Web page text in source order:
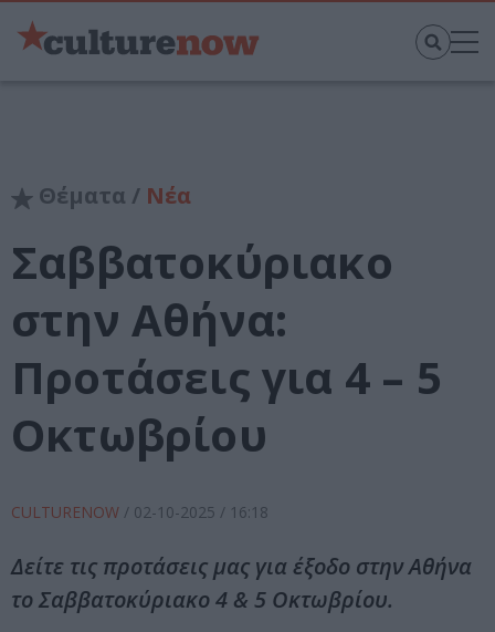
Θέματα / Νέα
Σαββατοκύριακο
στην Αθήνα:
Προτάσεις για 4 – 5
Οκτωβρίου
CULTURENOW / 02-10-2025 / 16:18
Δείτε τις προτάσεις μας για έξοδο στην Αθήνα
το Σαββατοκύριακο 4 & 5 Οκτωβρίου.